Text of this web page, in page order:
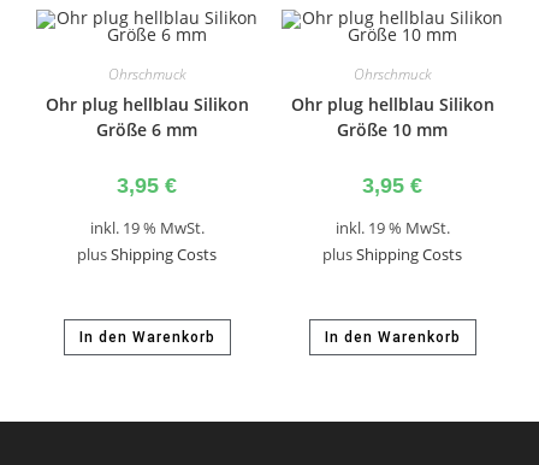
Ohrschmuck
Ohr plug hellblau Silikon
Größe 6 mm
3,95 €
inkl. 19 % MwSt.
plusShipping Costs
In den Warenkorb
Ohrschmuck
Ohr plug hellblau Silikon
Größe 10 mm
3,95 €
inkl. 19 % MwSt.
plusShipping Costs
In den Warenkorb